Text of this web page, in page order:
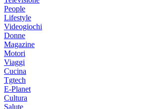
People
Lifestyle
Videogiochi
Donne
Magazine
Motori
Viaggi
Cucina
Tgtech
E-Planet
Cultura
Salute